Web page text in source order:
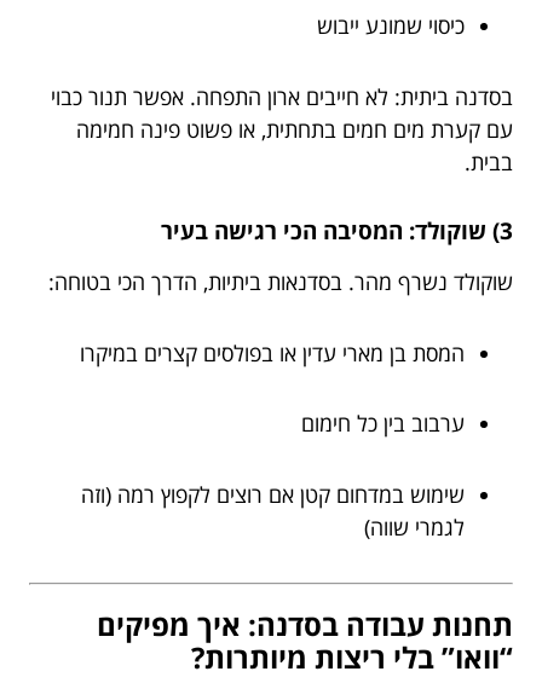
כיסוי שמונע ייבוש
בסדנה ביתית: לא חייבים ארון התפחה. אפשר תנור כבוי
עם קערת מים חמים בתחתית, או פשוט פינה חמימה
בבית.
3) שוקולד: המסיבה הכי רגישה בעיר
שוקולד נשרף מהר. בסדנאות ביתיות, הדרך הכי בטוחה:
המסת בן מארי עדין או בפולסים קצרים במיקרו
ערבוב בין כל חימום
שימוש במדחום קטן אם רוצים לקפוץ רמה (וזה
לגמרי שווה)
תחנות עבודה בסדנה: איך מפיקים
“וואו” בלי ריצות מיותרות?